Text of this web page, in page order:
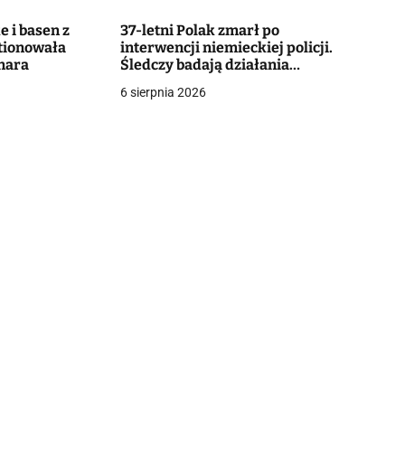
i basen z
37-letni Polak zmarł po
interwencji niemieckiej policji.
Śledczy badają działania
6 sierpnia 2026